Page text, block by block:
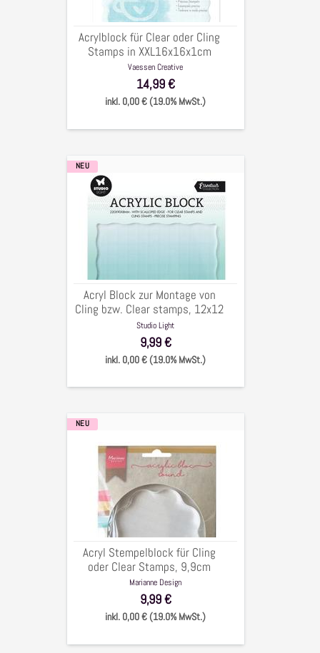
XXL16x16x1cm
Acrylblock für Clear oder Cling
Stamps in XXL16x16x1cm
Vaessen Creative
14,99 €
inkl. 0,00 € (19.0% MwSt.)
Acryl
Block
Montage
Cling
bzw.
Clear
stamps,
12x12
NEU
Acryl Block zur Montage von
Cling bzw. Clear stamps, 12x12
cm
Studio Light
9,99 €
inkl. 0,00 € (19.0% MwSt.)
Acryl
Stempelblock
Clear
Stamps,
9,9cm
NEU
Acryl Stempelblock für Cling
oder Clear Stamps, 9,9cm
Marianne Design
9,99 €
inkl. 0,00 € (19.0% MwSt.)